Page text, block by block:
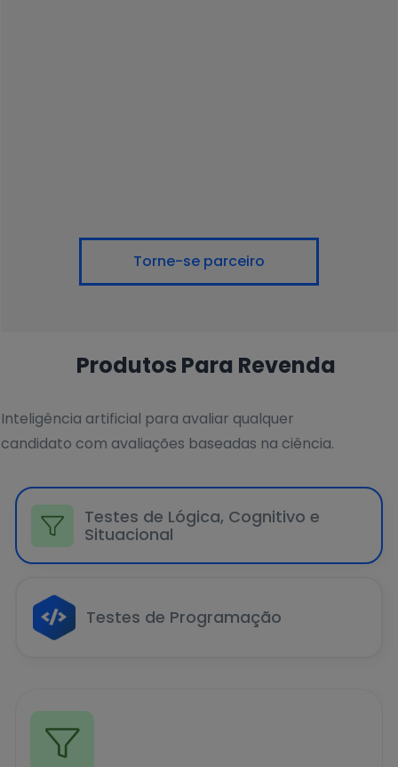
Torne-se parceiro
Produtos Para Revenda
Inteligência artificial para avaliar qualquer
candidato com avaliações baseadas na ciência.
Testes de Lógica, Cognitivo e
Situacional
Testes de Programação